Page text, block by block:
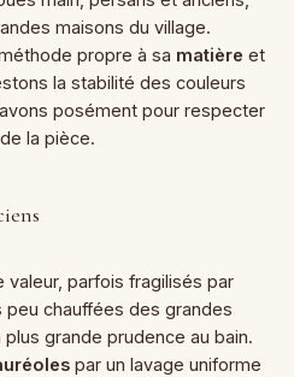
maisons du village.
propre à sa matière et
la stabilité des couleurs
posément pour respecter
la pièce.
valeur, parfois fragilisés par
chauffées des grandes
grande prudence au bain.
par un lavage uniforme